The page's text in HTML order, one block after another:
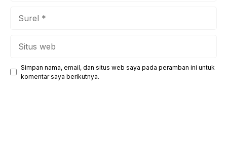
Simpan nama, email, dan situs web saya pada peramban ini untuk
komentar saya berikutnya.